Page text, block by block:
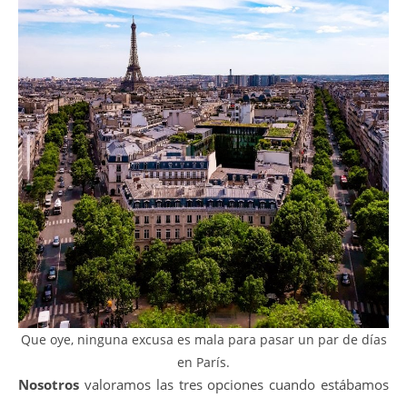
Que oye, ninguna excusa es mala para pasar un par de días
en París.
Nosotros valoramos las tres opciones cuando estábamos